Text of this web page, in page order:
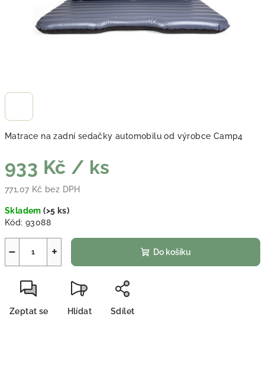
Matrace na zadní sedačky automobilu od výrobce Camp4
933 Kč / ks
771,07 Kč bez DPH
Skladem(>5 ks)
Kód: 93088
+
− Do košíku
Zeptat se Hlídat Sdílet